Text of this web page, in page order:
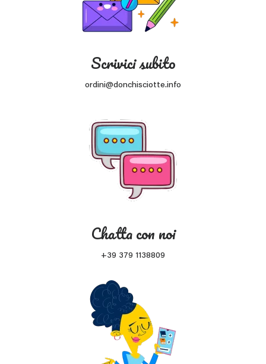
Scrivici subito
ordini@donchisciotte.info
Chatta con noi
+39 379 1138809